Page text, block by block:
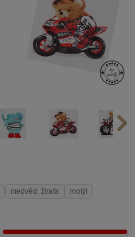
medvěd, žirafa motýl